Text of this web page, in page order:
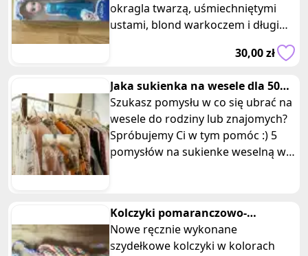
okragla twarzą, uśmiechniętymi
ustami, blond warkoczem i długimi
30,00 zł
Jaka sukienka na wesele dla 50
latki, 40 i w każdym wieku
Szukasz pomysłu w co się ubrać na
wesele do rodziny lub znajomych?
Spróbujemy Ci w tym pomóc :) 5
pomysłów na sukienke weselną w
Kolczyki pomaranczowo-
brązowo- zielone szydełkowe
słupki
Nowe ręcznie wykonane
szydełkowe kolczyki w kolorach